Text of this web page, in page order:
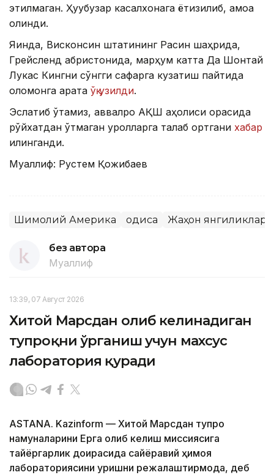
этилмаган. Ҳуқуқбузар касалхонага ётқизилиб, қамоққа
олинди.
Яқинда, Висконсин штатининг Расин шаҳрида,
Грейсленд қабристонида, марҳум катта Да Шонтай
Лукас Кингни сўнгги сафарга кузатиш пайтида
оломонга қарата ўқ узилди.
Эслатиб ўтамиз, аввалроқ АҚШ аҳолиси орасида
рўйхатдан ўтмаган қуролларга талаб ортгани хабар
қилинганди.
Муаллиф: Рустем Қожибаев
Шимолий Америка Ҳодиса Жаҳон янгиликлари
без автора
Муаллиф
13:39, 07 Август 2026
Хитой Марсдан олиб келинадиган
тупроқни ўрганиш учун махсус
лаборатория қуради
ASTANA. Kazinform — Хитой Марсдан тупроқ
намуналарини Ерга олиб келиш миссиясига
тайёргарлик доирасида сайёравий ҳимоя
лабораториясини қуришни режалаштирмоқда, деб